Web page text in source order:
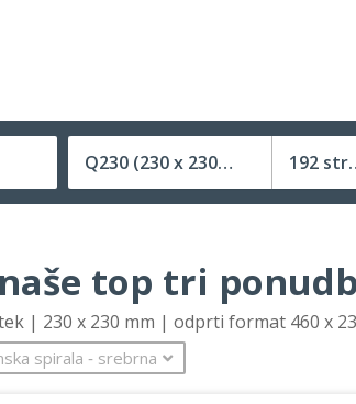
Q230 (230 x 230 mm)
Velikost (zaprte) tiskovine
top tri
| 230 x 230 mm | odprti format 460 x
spirala ‐ srebrna